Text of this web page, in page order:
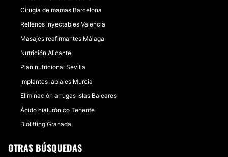
Cirugía de mamas Barcelona
Rellenos inyectables Valencia
Masajes reafirmantes Málaga
Nutrición Alicante
Plan nutricional Sevilla
Implantes labiales Murcia
Eliminación arrugas Islas Baleares
Ácido hialurónico Tenerife
Biolifting Granada
OTRAS BÚSQUEDAS